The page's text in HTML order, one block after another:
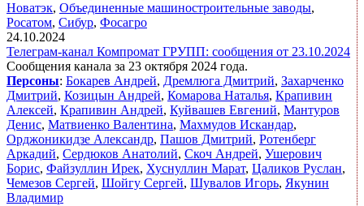
Новатэк, Объединенные машиностроительные заводы,
Росатом, Сибур, Фосагро
24.10.2024
Телеграм-канал Компромат ГРУПП: сообщения от 23.10.2024
Сообщения канала за 23 октября 2024 года.
Персоны: Бокарев Андрей, Дремлюга Дмитрий, Захарченко
Дмитрий, Козицын Андрей, Комарова Наталья, Крапивин
Алексей, Крапивин Андрей, Куйвашев Евгений, Мантуров
Денис, Матвиенко Валентина, Махмудов Искандар,
Орджоникидзе Александр, Пашов Дмитрий, Ротенберг
Аркадий, Сердюков Анатолий, Скоч Андрей, Ушерович
Борис, Файзуллин Ирек, Хуснуллин Марат, Цаликов Руслан,
Чемезов Сергей, Шойгу Сергей, Шувалов Игорь, Якунин
Владимир